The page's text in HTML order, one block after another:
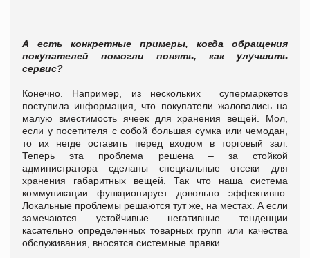
А есть конкретные примеры, когда обращения
покупателей помогли понять, как улучшить
сервис?
Конечно. Например, из нескольких супермаркетов
поступила информация, что покупатели жаловались на
малую вместимость ячеек для хранения вещей. Мол,
если у посетителя с собой большая сумка или чемодан,
то их негде оставить перед входом в торговый зал.
Теперь эта проблема решена – за стойкой
администратора сделаны специальные отсеки для
хранения габаритных вещей. Так что наша система
коммуникации функционирует довольно эффективно.
Локальные проблемы решаются тут же, на местах. А если
замечаются устойчивые негативные тенденции
касательно определенных товарных групп или качества
обслуживания, вносятся системные правки.